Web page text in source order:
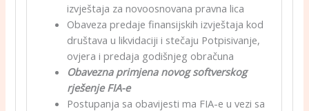
izvještaja za novoosnovana pravna lica
Obaveza predaje finansijskih izvještaja kod
društava u likvidaciji i stečaju Potpisivanje,
ovjera i predaja godišnjeg obračuna
Obavezna primjena novog softverskog
rješenje FIA-e
Postupanja sa obavijesti ma FIA-e u vezi sa